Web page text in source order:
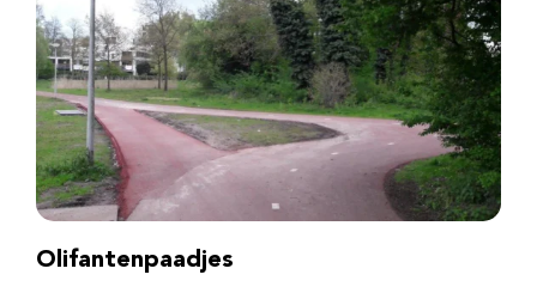
Olifantenpaadjes